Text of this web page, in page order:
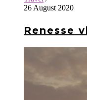
26 August 2020
Renesse